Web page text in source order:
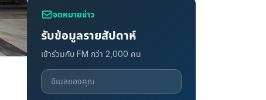
จดหมายข่าว
รับข้อมูลรายสัปดาห์
เข้าร่วมกับ FM กว่า 2,000 คน